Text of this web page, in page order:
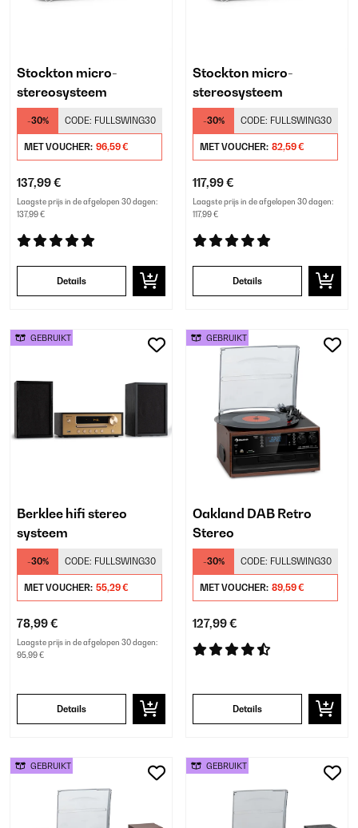
Stockton micro-
stereosysteem
-30% CODE: FULLSWING30
MET VOUCHER: 96,59 €
137,99 €
Laagste prijs in de afgelopen 30 dagen:
137,99 €
Details
Stockton micro-
stereosysteem
-30% CODE: FULLSWING30
MET VOUCHER: 82,59 €
117,99 €
Laagste prijs in de afgelopen 30 dagen:
117,99 €
Details
Berklee hifi stereo
systeem
-30% CODE: FULLSWING30
MET VOUCHER: 55,29 €
78,99 €
Laagste prijs in de afgelopen 30 dagen:
95,99 €
Details
GEBRUIKT
Oakland DAB Retro
Stereo
-30% CODE: FULLSWING30
MET VOUCHER: 89,59 €
127,99 €
Details
GEBRUIKT
GEBRUIKT GEBRUIKT